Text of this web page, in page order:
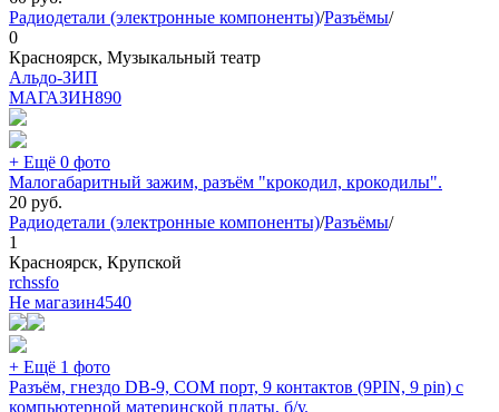
Радиодетали (электронные компоненты)/Разъёмы/
0
Красноярск, Музыкальный театр
Альдо-ЗИП
МАГАЗИН890
+ Ещё 0 фото
Малогабаритный зажим, разъём "крокодил, крокодилы".
20 руб.
Радиодетали (электронные компоненты)/Разъёмы/
1
Красноярск, Крупской
rchssfo
Не магазин4540
+ Ещё 1 фото
Разъём, гнездо DB-9, COM порт, 9 контактов (9PIN, 9 pin) с
компьютерной материнской платы, б/у.